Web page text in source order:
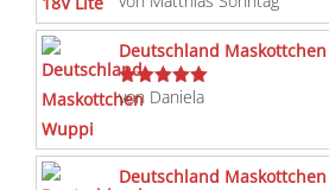
mit5von 5
Deutschland
Bewertet
von Daniela
Deutschland